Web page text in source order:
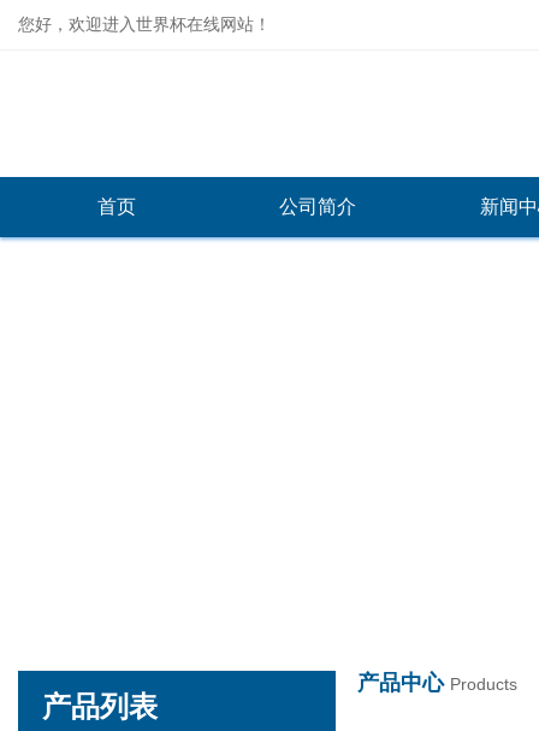
您好，欢迎进入世界杯在线网站！
首页 公司简介 新闻
产品中心 Products
产品列表